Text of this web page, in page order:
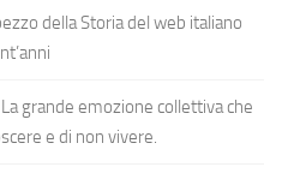
della Storia del web italiano
grande emozione collettiva che
e di non vivere.